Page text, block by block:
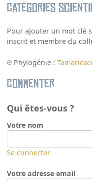
Catégories
Pour ajouter un mot clé
inscrit et membre du
Phylogénie :
Commenter
Qui êtes-vous ?
Votre nom
Se connecter
Votre adresse email